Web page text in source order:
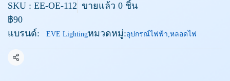
SKU : EE-OE-112 ขายแล้ว 0 ชิ้น
฿90
แบรนด์:
EVE Lightingหมวดหมู่:อุปกรณ์ไฟฟ้า,หลอดไฟ
แชร์